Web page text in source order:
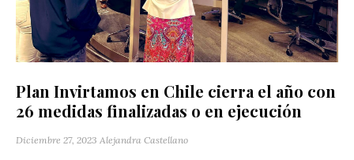
Plan Invirtamos en Chile cierra el año con
26 medidas finalizadas o en ejecución
Diciembre 27, 2023 Alejandra Castellano